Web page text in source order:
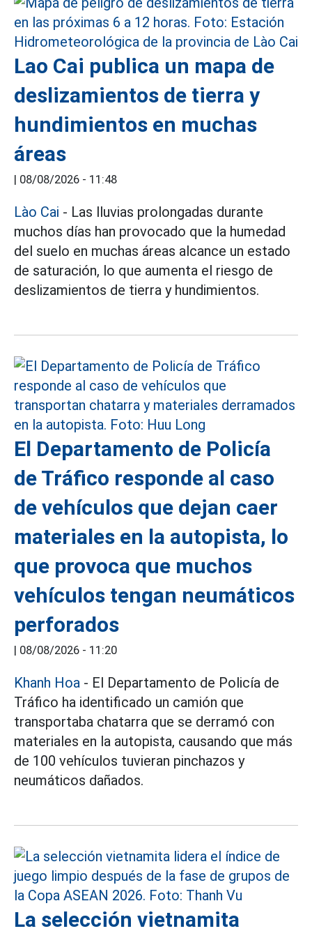
Lao Cai publica un mapa de
deslizamientos de tierra y
hundimientos en muchas
áreas
| 08/08/2026 - 11:48
Lào Cai - Las lluvias prolongadas durante
muchos días han provocado que la humedad
del suelo en muchas áreas alcance un estado
de saturación, lo que aumenta el riesgo de
deslizamientos de tierra y hundimientos.
El Departamento de Policía
de Tráfico responde al caso
de vehículos que dejan caer
materiales en la autopista, lo
que provoca que muchos
vehículos tengan neumáticos
perforados
| 08/08/2026 - 11:20
Khanh Hoa - El Departamento de Policía de
Tráfico ha identificado un camión que
transportaba chatarra que se derramó con
materiales en la autopista, causando que más
de 100 vehículos tuvieran pinchazos y
neumáticos dañados.
La selección vietnamita